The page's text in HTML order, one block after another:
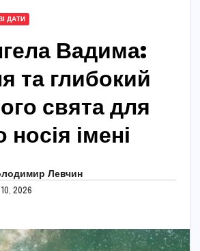
ДАТИ
Вадима:
та глибокий
свята для
імені
Левчин
2026